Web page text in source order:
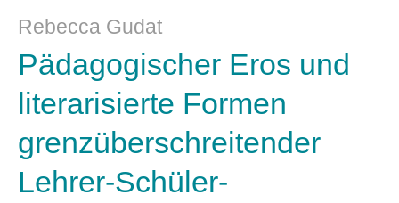
Rebecca Gudat
Pädagogischer Eros und
literarisierte Formen
grenzüberschreitender
Lehrer-Schüler-